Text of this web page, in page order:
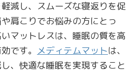
減し、スムーズな寝返りを促
肩こりでお悩みの方にとっ
マットレスは、睡眠の質を高
です。 メディテムマットは、
、快適な睡眠を実現すること